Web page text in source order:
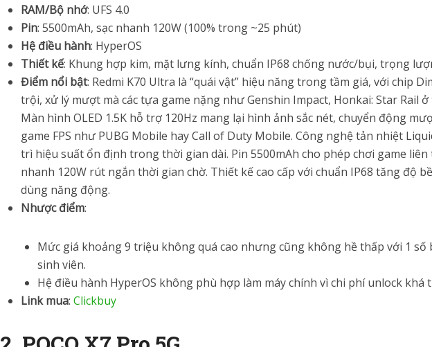
RAM/Bộ nhớ: UFS 4.0
Pin: 5500mAh, sạc nhanh 120W (100% trong ~25 phút)
Hệ điều hành: HyperOS
Thiết kế: Khung hợp kim, mặt lưng kính, chuẩn IP68 chống nước/bụi, trọng
Điểm nổi bật: Redmi K70 Ultra là “quái vật” hiệu năng trong tầm giá, với chip
trội, xử lý mượt mà các tựa game nặng như Genshin Impact, Honkai: Star Rail
Màn hình OLED 1.5K hỗ trợ 120Hz mang lại hình ảnh sắc nét, chuyển động
game FPS như PUBG Mobile hay Call of Duty Mobile. Công nghệ tản nhiệt
trì hiệu suất ổn định trong thời gian dài. Pin 5500mAh cho phép chơi game liên
nhanh 120W rút ngắn thời gian chờ. Thiết kế cao cấp với chuẩn IP68 tăng độ
dùng năng động.
Nhược điểm:
Mức giá khoảng 9 triệu không quá cao nhưng cũng không hề thấp với 1 số
sinh viên.
Hệ điều hành HyperOS không phù hợp làm máy chính vì chi phí unlock khá
Link mua: Clickbuy